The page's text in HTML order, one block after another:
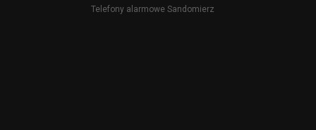
Telefony alarmowe Sandomierz